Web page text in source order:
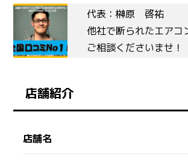
代表：榊原 啓祐
他社で断られたエアコ
ご相談くださいませ！
店舗紹介
店舗名